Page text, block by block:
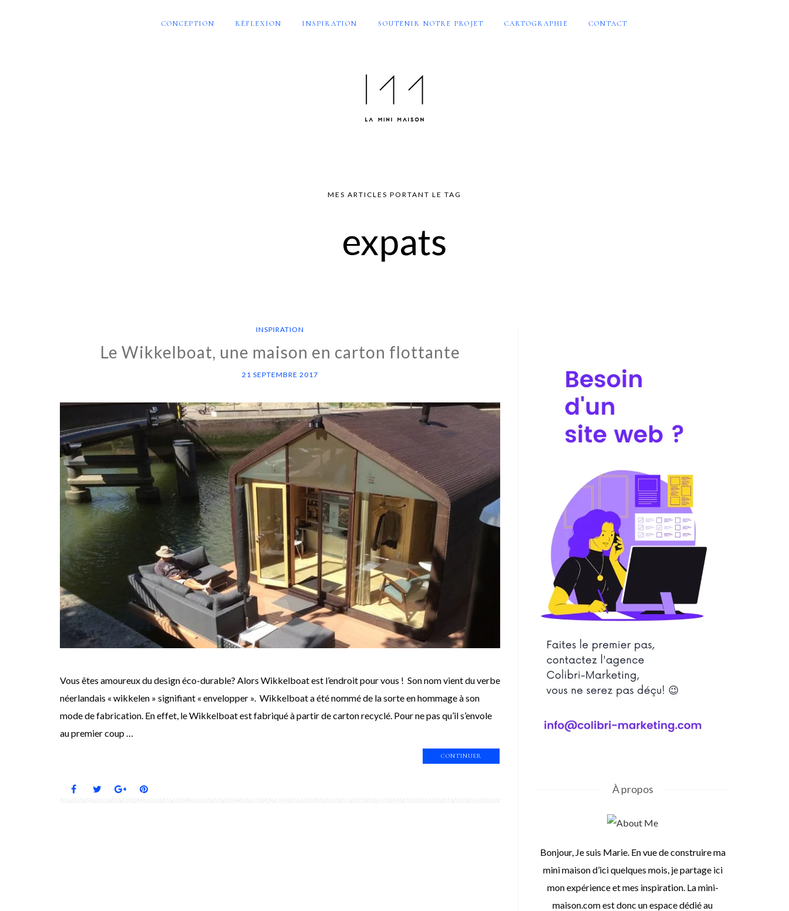
CONCEPTION RÉFLEXION INSPIRATION SOUTENIR NOTRE PROJET CARTOGRAPHIE CONTACT
MES ARTICLES PORTANT LE TAG
expats
INSPIRATION
Le Wikkelboat, une maison en carton flottante
21 SEPTEMBRE 2017
Vous êtes amoureux du design éco-durable? Alors Wikkelboat est l’endroit pour vous ! Son nom vient du verbe
néerlandais « wikkelen » signifiant « envelopper ». Wikkelboat a été nommé de la sorte en hommage à son
mode de fabrication. En effet, le Wikkelboat est fabriqué à partir de carton recyclé. Pour ne pas qu’il s’envole
au premier coup …
CONTINUER
À propos
Bonjour, Je suis Marie. En vue de construire ma
mini maison d’ici quelques mois, je partage ici
mon expérience et mes inspiration. La mini-
maison.com est donc un espace dédié au